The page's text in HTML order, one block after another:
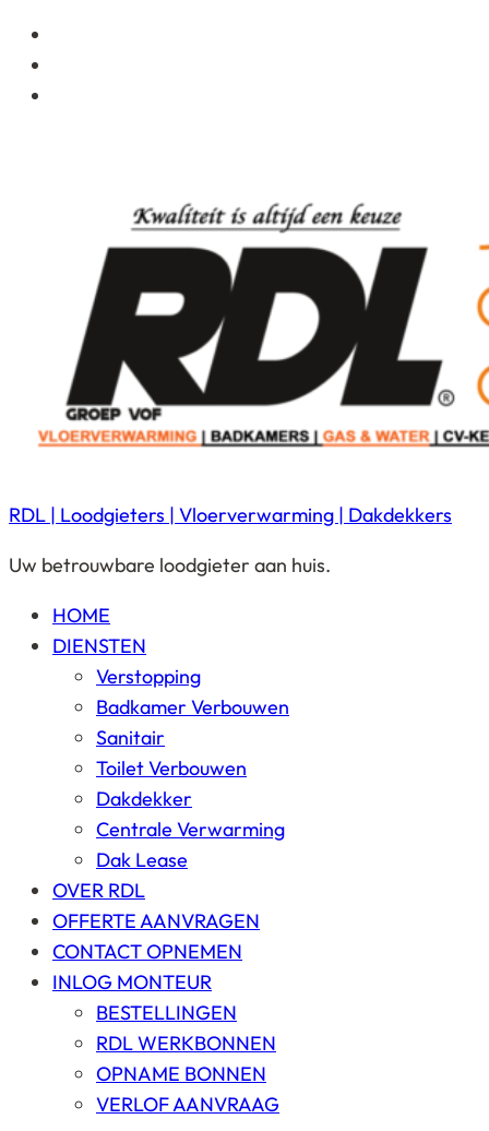
RDL | Loodgieters | Vloerverwarming | Dakdekkers
Uw betrouwbare loodgieter aan huis.
HOME
DIENSTEN
Verstopping
Badkamer Verbouwen
Sanitair
Toilet Verbouwen
Dakdekker
Centrale Verwarming
Dak Lease
OVER RDL
OFFERTE AANVRAGEN
CONTACT OPNEMEN
INLOG MONTEUR
BESTELLINGEN
RDL WERKBONNEN
OPNAME BONNEN
VERLOF AANVRAAG